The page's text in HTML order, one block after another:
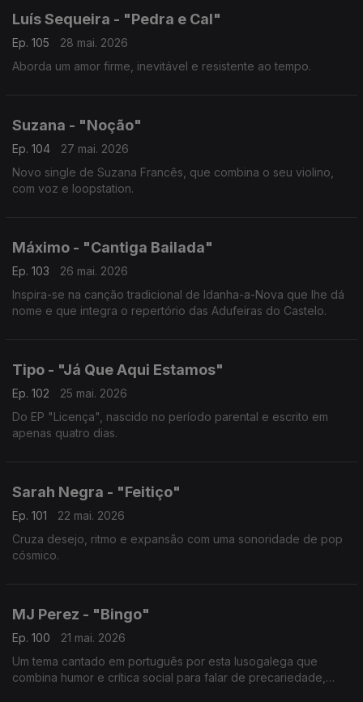
Luís Sequeira - "Pedra e Cal"
Ep. 105
28 mai. 2026
Aborda um amor firme, inevitável e resistente ao tempo.
Suzana - "Noção"
Ep. 104
27 mai. 2026
Novo single de Suzana Francês, que combina o seu violino,
com voz e loopstation.
Máximo - "Cantiga Bailada"
Ep. 103
26 mai. 2026
Inspira-se na canção tradicional de Idanha-a-Nova que lhe dá
nome e que integra o repertório das Adufeiras do Castelo.
Tipo - "Já Que Aqui Estamos"
Ep. 102
25 mai. 2026
Do EP "Licença", nascido no período parental e escrito em
apenas quatro dias.
Sarah Negra - "Feitiço"
Ep. 101
22 mai. 2026
Cruza desejo, ritmo e expansão com uma sonoridade de pop
cósmico.
MJ Perez - "Bingo"
Ep. 100
21 mai. 2026
Um tema cantado em português por esta lusogalega que
combina humor e crítica social para falar de precariedade,